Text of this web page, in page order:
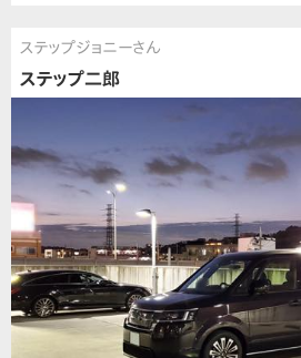
ステップジョニーさん
ステップ二郎